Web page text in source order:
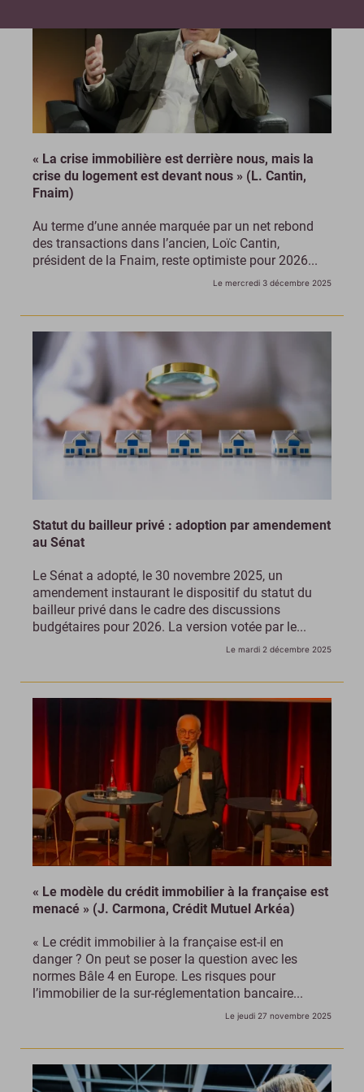
« La crise immobilière est derrière nous, mais la
crise du logement est devant nous » (L. Cantin,
Fnaim)
Au terme d’une année marquée par un net rebond
des transactions dans l’ancien, Loïc Cantin,
président de la Fnaim, reste optimiste pour 2026...
Le mercredi 3 décembre 2025
Statut du bailleur privé : adoption par amendement
au Sénat
Le Sénat a adopté, le 30 novembre 2025, un
amendement instaurant le dispositif du statut du
bailleur privé dans le cadre des discussions
budgétaires pour 2026. La version votée par le...
Le mardi 2 décembre 2025
« Le modèle du crédit immobilier à la française est
menacé » (J. Carmona, Crédit Mutuel Arkéa)
« Le crédit immobilier à la française est-il en
danger ? On peut se poser la question avec les
normes Bâle 4 en Europe. Les risques pour
l’immobilier de la sur-réglementation bancaire...
Le jeudi 27 novembre 2025